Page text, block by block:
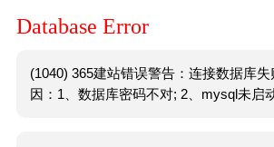
Database Error
(1040) 365建站错误警告：连接数据库
因：1、数据库密码不对; 2、mysql未启动